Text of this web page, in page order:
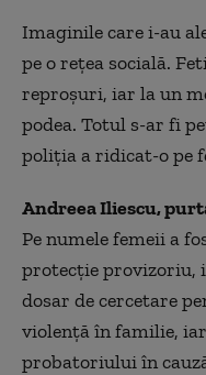
Imaginile care i-au
pe o rețea socială.
reproșuri, iar la un
podea. Totul s-ar fi
poliția a ridicat-o pe
Andreea Iliescu,
Pe numele femeii a
protecție provizoriu,
dosar de cercetare
violență în familie,
probatoriului în